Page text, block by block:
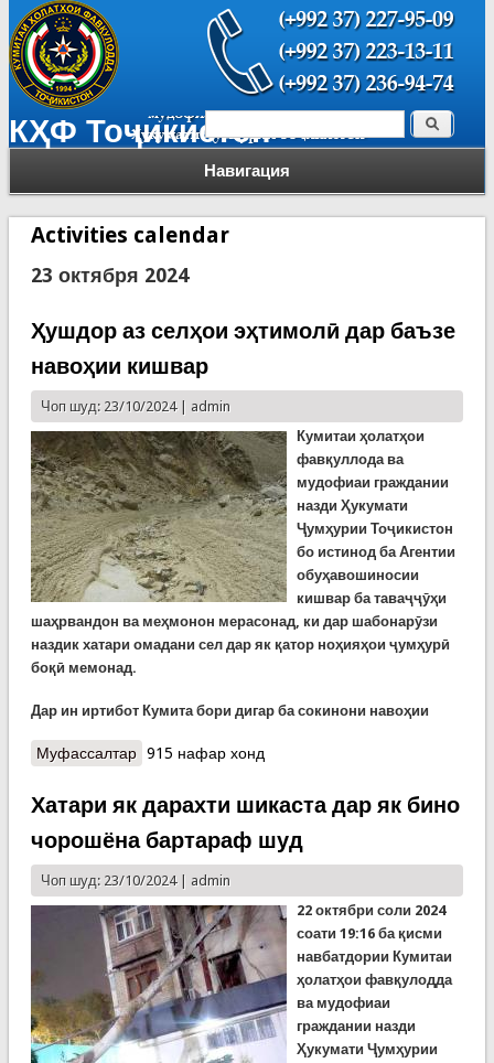
КҲФ Тоҷикистон
Навигация
Форма поиска Поиск
Activities calendar
23 октября 2024
Ҳушдор аз селҳои эҳтимолӣ дар баъзе
навоҳии кишвар
Чоп шуд: 23/10/2024 | admin
Кумитаи ҳолатҳои
фавқуллода ва
мудофиаи граждании
назди Ҳукумати
Ҷумҳурии Тоҷикистон
бо истинод ба Агентии
обуҳавошиносии
кишвар ба таваҷҷӯҳи
шаҳрвандон ва меҳмонон мерасонад, ки дар шабонарӯзи
наздик хатари омадани сел дар як қатор ноҳияҳои ҷумҳурӣ
боқӣ мемонад.
Дар ин иртибот Кумита бори дигар ба сокинони навоҳии
Муфассалтаро Ҳушдор аз селҳои эҳтимолӣ дар баъзе
915 нафар хонд
Хатари як дарахти шикаста дар як бино
чорошёна бартараф шуд
Чоп шуд: 23/10/2024 | admin
22 октябри соли 2024
соати 19:16 ба қисми
навбатдории Кумитаи
ҳолатҳои фавқулодда
ва мудофиаи
граждании назди
Ҳукумати Ҷумҳурии